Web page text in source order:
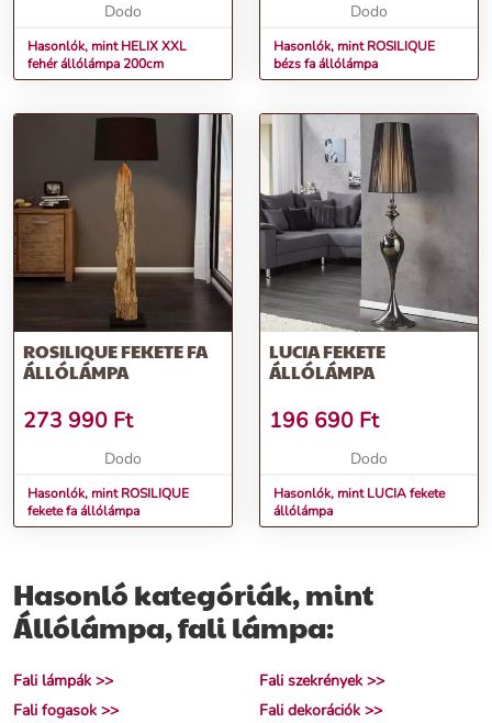
Dodo
Hasonlók, mint HELIX XXL
fehér állólámpa 200cm
Dodo
Hasonlók, mint ROSILIQUE
bézs fa állólámpa
ROSILIQUE FEKETE FA
ÁLLÓLÁMPA
273 990 Ft
Dodo
Hasonlók, mint ROSILIQUE
fekete fa állólámpa
LUCIA FEKETE
ÁLLÓLÁMPA
196 690 Ft
Dodo
Hasonlók, mint LUCIA fekete
állólámpa
Hasonló kategóriák, mint
Állólámpa, fali lámpa:
Fali lámpák >>
Fali szekrények >>
Fali fogasok >>
Fali dekorációk >>